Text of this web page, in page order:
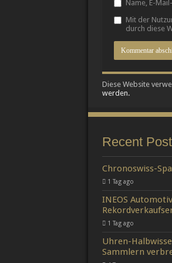
Name, E-
Mit der
durch diese
Diese Website
werden.
Recent
Chronoswiss-
1 Tag ago
INEOS
1 Tag ago
Uhren-
Sammlern